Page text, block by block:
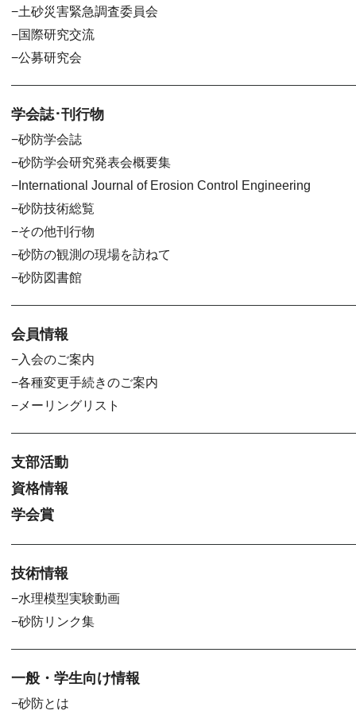
土砂災害緊急調査委員会
国際研究交流
公募研究会
学会誌･刊行物
砂防学会誌
砂防学会研究発表会概要集
International Journal of Erosion Control Engineering
砂防技術総覧
その他刊行物
砂防の観測の現場を訪ねて
砂防図書館
会員情報
入会のご案内
各種変更手続きのご案内
メーリングリスト
支部活動
資格情報
学会賞
技術情報
水理模型実験動画
砂防リンク集
一般・学生向け情報
砂防とは